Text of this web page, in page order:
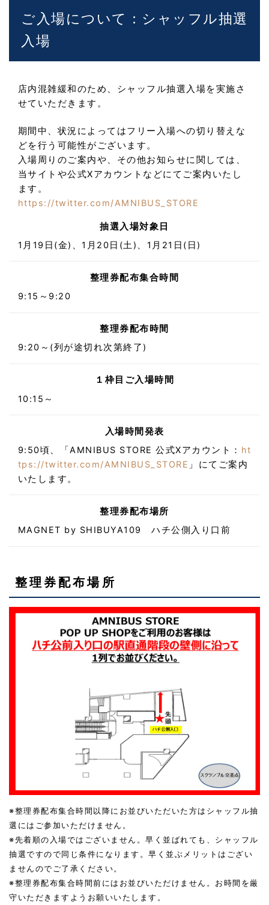
ご入場について：シャッフル抽選
入場
店内混雑緩和のため、シャッフル抽選入場を実施さ
せていただきます。
期間中、状況によってはフリー入場への切り替えな
どを行う可能性がございます。
入場周りのご案内や、その他お知らせに関しては、
当サイトや公式Xアカウントなどにてご案内いたし
ます。
https://twitter.com/AMNIBUS_STORE
抽選入場対象日
1月19日(金)、1月20日(土)、1月21日(日)
整理券配布集合時間
9:15～9:20
整理券配布時間
9:20～(列が途切れ次第終了)
１枠目ご入場時間
10:15～
入場時間発表
9:50頃、「AMNIBUS STORE 公式Xアカウント： ht
tps://twitter.com/AMNIBUS_STORE 」にてご案内
いたします。
整理券配布場所
MAGNET by SHIBUYA109 ハチ公側入り口前
整理券配布場所
※整理券配布集合時間以降にお並びいただいた方はシャッフル抽
選にはご参加いただけません。
※先着順の入場ではございません。早く並ばれても、シャッフル
抽選ですので同じ条件になります。早く並ぶメリットはござい
ませんのでご了承ください。
※整理券配布集合時間前にはお並びいただけません。お時間を厳
守いただきますようお願いいたします。